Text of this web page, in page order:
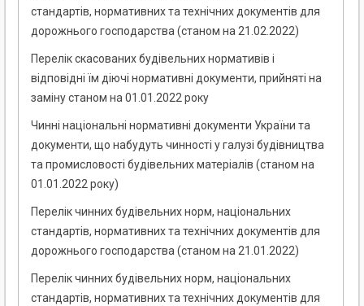
стандартів, нормативних та технічних документів для
дорожнього господарства (станом на 21.02.2022)
Перелік скасованих будівельних нормативів і
відповідні їм діючі нормативні документи, прийняті на
заміну станом на 01.01.2022 року
Чинні національні нормативні документи України та
документи, що набудуть чинності у галузі будівництва
та промисловості будівельних матеріалів (станом на
01.01.2022 року)
Перелік чинних будівельних норм, національних
стандартів, нормативних та технічних документів для
дорожнього господарства (станом на 21.01.2022)
Перелік чинних будівельних норм, національних
стандартів, нормативних та технічних документів для